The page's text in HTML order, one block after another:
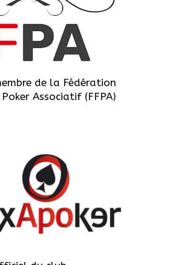
de la Fédération
Associatif (FFPA)